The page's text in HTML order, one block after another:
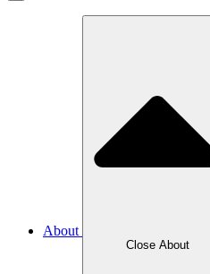
About
Close About